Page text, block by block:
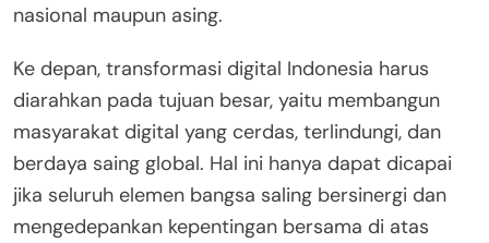
nasional maupun asing.
Ke depan, transformasi digital Indonesia harus
diarahkan pada tujuan besar, yaitu membangun
masyarakat digital yang cerdas, terlindungi, dan
berdaya saing global. Hal ini hanya dapat dicapai
jika seluruh elemen bangsa saling bersinergi dan
mengedepankan kepentingan bersama di atas